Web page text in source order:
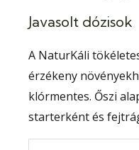
Javasolt dózisok
A NaturKáli
érzékeny
klórmentes. Őszi
starterként és